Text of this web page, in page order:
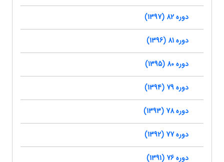
دوره 82 (1397)
دوره 81 (1396)
دوره 80 (1395)
دوره 79 (1394)
دوره 78 (1393)
دوره 77 (1392)
دوره 76 (1391)